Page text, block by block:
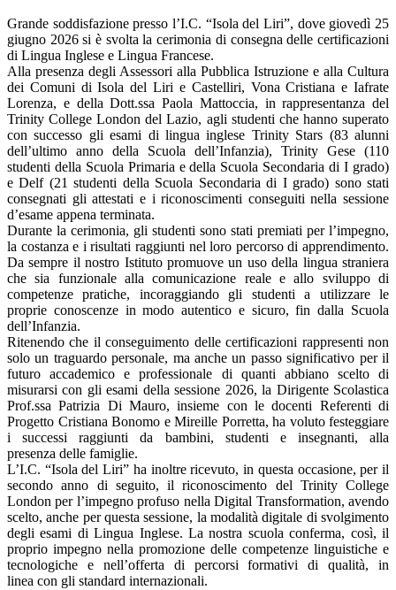
Grande soddisfazione presso l’I.C. “Isola del Liri”, dove giovedì 25
giugno 2026 si è svolta la cerimonia di consegna delle certificazioni
di Lingua Inglese e Lingua Francese.
Alla presenza degli Assessori alla Pubblica Istruzione e alla Cultura
dei Comuni di Isola del Liri e Castelliri, Vona Cristiana e Iafrate
Lorenza, e della Dott.ssa Paola Mattoccia, in rappresentanza del
Trinity College London del Lazio, agli studenti che hanno superato
con successo gli esami di lingua inglese Trinity Stars (83 alunni
dell’ultimo anno della Scuola dell’Infanzia), Trinity Gese (110
studenti della Scuola Primaria e della Scuola Secondaria di I grado)
e Delf (21 studenti della Scuola Secondaria di I grado) sono stati
consegnati gli attestati e i riconoscimenti conseguiti nella sessione
d’esame appena terminata.
Durante la cerimonia, gli studenti sono stati premiati per l’impegno,
la costanza e i risultati raggiunti nel loro percorso di apprendimento.
Da sempre il nostro Istituto promuove un uso della lingua straniera
che sia funzionale alla comunicazione reale e allo sviluppo di
competenze pratiche, incoraggiando gli studenti a utilizzare le
proprie conoscenze in modo autentico e sicuro, fin dalla Scuola
dell’Infanzia.
Ritenendo che il conseguimento delle certificazioni rappresenti non
solo un traguardo personale, ma anche un passo significativo per il
futuro accademico e professionale di quanti abbiano scelto di
misurarsi con gli esami della sessione 2026, la Dirigente Scolastica
Prof.ssa Patrizia Di Mauro, insieme con le docenti Referenti di
Progetto Cristiana Bonomo e Mireille Porretta, ha voluto festeggiare
i successi raggiunti da bambini, studenti e insegnanti, alla
presenza delle famiglie.
L’I.C. “Isola del Liri” ha inoltre ricevuto, in questa occasione, per il
secondo anno di seguito, il riconoscimento del Trinity College
London per l’impegno profuso nella Digital Transformation, avendo
scelto, anche per questa sessione, la modalità digitale di svolgimento
degli esami di Lingua Inglese. La nostra scuola conferma, così, il
proprio impegno nella promozione delle competenze linguistiche e
tecnologiche e nell’offerta di percorsi formativi di qualità, in
linea con gli standard internazionali.